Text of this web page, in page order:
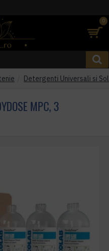
0
Detergenti Universali si
MPC, 3